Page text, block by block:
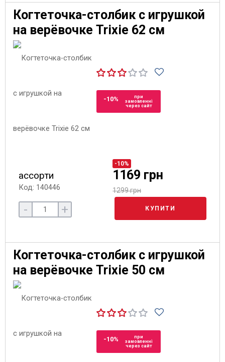
Когтеточка-столбик с игрушкой
на верёвочке Trixie 62 см
-10%
при
замовленні
через сайт
ассорти
Код: 140446
-10%
1169 грн
1299 грн
- + КУПИТИ
Когтеточка-столбик с игрушкой
на верёвочке Trixie 50 см
-10%
при
замовленні
через сайт